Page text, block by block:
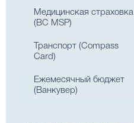
Медицинская страховка
(BC MSP)
Транспорт (Compass
Card)
Ежемесячный бюджет
(Ванкувер)